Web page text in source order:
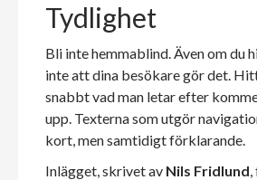
Tydlighet
Bli inte hemmablind. Även om du
inte att dina besökare gör det.
snabbt vad man letar efter
upp. Texterna som utgör
kort, men samtidigt förklarande.
Inlägget, skrivet av Nils Fridlund